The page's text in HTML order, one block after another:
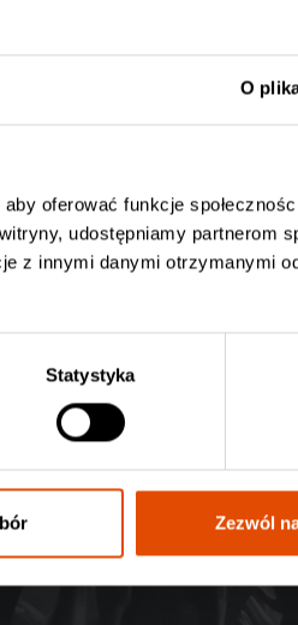
O
oferować funkcje
udostępniamy partnerom
z innymi danymi otrzymanymi
Statystyka
Zezwól
zgasła zanim na